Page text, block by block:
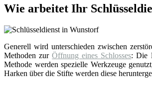
Wie arbeitet Ihr
Generell wird unterschieden zwischen
Methoden zurÖffnung eines Schlosses: Die
Methode werden spezielle Werkzeuge
Harken über die Stifte werden diese